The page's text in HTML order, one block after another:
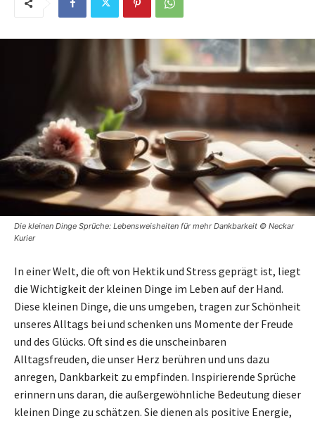
Die kleinen Dinge Sprüche: Lebensweisheiten für mehr Dankbarkeit © Neckar
Kurier
In einer Welt, die oft von Hektik und Stress geprägt ist, liegt
die Wichtigkeit der kleinen Dinge im Leben auf der Hand.
Diese kleinen Dinge, die uns umgeben, tragen zur Schönheit
unseres Alltags bei und schenken uns Momente der Freude
und des Glücks. Oft sind es die unscheinbaren
Alltagsfreuden, die unser Herz berühren und uns dazu
anregen, Dankbarkeit zu empfinden. Inspirierende Sprüche
erinnern uns daran, die außergewöhnliche Bedeutung dieser
kleinen Dinge zu schätzen. Sie dienen als positive Energie,